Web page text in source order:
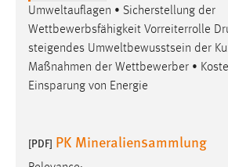
Umweltauflagen • Sicherstellung der
Wettbewerbsfähigkeit Vorreiterrolle
steigendes Umweltbewusstsein der
Maßnahmen der Wettbewerber •
Einsparung von Energie
[PDF] PK Mineraliensammlung